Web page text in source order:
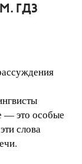
ГДЗ
— это особые
слова